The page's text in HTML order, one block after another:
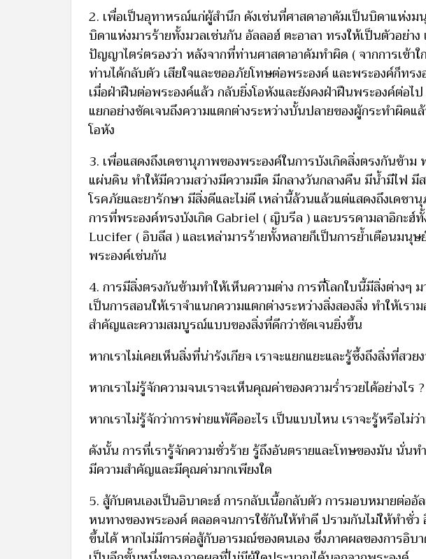
2. เพื่อเป็นอุทาหรณ์แก่ผู้สำนึก ดังเช่นที่ศาสดาอาดัมเป็นบิดาแห่ง
บิดาแห่งมารร้ายทั้งมวลเช่นกัน อัลลอฮ์ ตะอาลา ทรงให้เป็นตัวอย่
ปัญญาไตร่ตรองว่า หลังจากที่ท่านศาสดาอาดัมทำผิด ( จากการเข้า
ท่านได้กลับตัว เสียใจและขออภัยโทษต่อพระองค์ และพระองค์ก็ท
เมื่อฝ่าฝืนต่อพระองค์แล้ว กลับยิ่งโอหังและยังคงฝ่าฝืนพระองค์ต่อไ
แยกอย่างชัดเจนถึงความแตกต่างระหว่างบั้นปลายของผู้กระทำผิด
โอหัง
3. เพื่อแสดงถึงเดชานุภาพของพระองค์ในการบังเกิดสิ่งตรงกันข้าม
แผ่นดิน ทำให้มีความสว่างมีความมืด มีกลางวันกลางคืน มีน้ำมีไฟ
โรคภัยและยารักษา มีสิ่งดีและไม่ดี เหล่านี้ล้วนแล้วแต่แสดงถึงเดช
การที่พระองค์ทรงบังเกิด Gabriel ( ญิบรีล ) และบรรดามลาอิกะฮ์ทั้
Lucifer ( อิบลีส ) และเหล่ามารร้ายทั้งหลายก็เป็นการย้ำเตือนมนุ
พระองค์เช่นกัน
4. การมีสิ่งตรงกันข้ามทำให้เห็นความต่าง การที่โลกใบนี้มีสิ่งต่างๆ
เป็นการสอนให้เราจำแนกความแตกต่างระหว่างสิ่งสองสิ่ง ทำให้เรา
สำคัญและความสมบูรณ์แบบของสิ่งที่ดีกว่าชัดเจนยิ่งขึ้น
หากเราไม่เคยเห็นสิ่งที่น่ารังเกียจ เราจะแยกแยะและรู้ซึ้งถึงสิ่งที่สวย
หากเราไม่รู้จักความจนเราจะเห็นคุณค่าของความร่ำรวยได้อย่างไร ?
หากเราไม่รู้จักว่าการพ่ายแพ้คืออะไร เป็นแบบไหน เราจะรู้หรือไม่ว่
ดังนั้น การที่เรารู้จักความชั่วร้าย รู้ถึงอันตรายและโทษของมัน นั่นท
มีความสำคัญและมีคุณค่ามากเพียงใด
5. สู้กับตนเองเป็นอิบาดะฮ์ การกลับเนื้อกลับตัว การมอบหมายต่ออั
หนทางของพระองค์ ตลอดจนการใช้กันให้ทำดี ปรามกันไม่ให้ทำชั่ว
ขึ้นได้ หากไม่มีการต่อสู้กับอารมณ์ของตนเอง ซึ่งภาคผลของการอิบ